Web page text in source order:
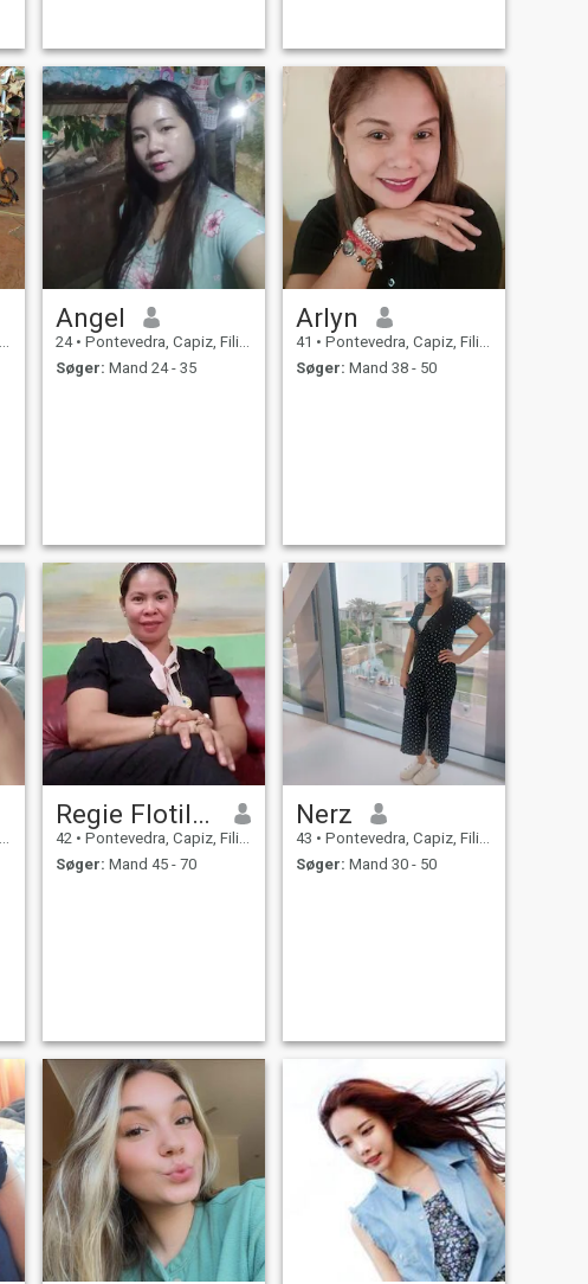
Angel
24 • Pontevedra, Capiz, Filippinerne
Søger: Mand 24 - 35
Arlyn
41 • Pontevedra, Capiz, Filippinerne
Søger: Mand 38 - 50
Regie Flotildes
42 • Pontevedra, Capiz, Filippinerne
Søger: Mand 45 - 70
Nerz
43 • Pontevedra, Capiz, Filippinerne
Søger: Mand 30 - 50